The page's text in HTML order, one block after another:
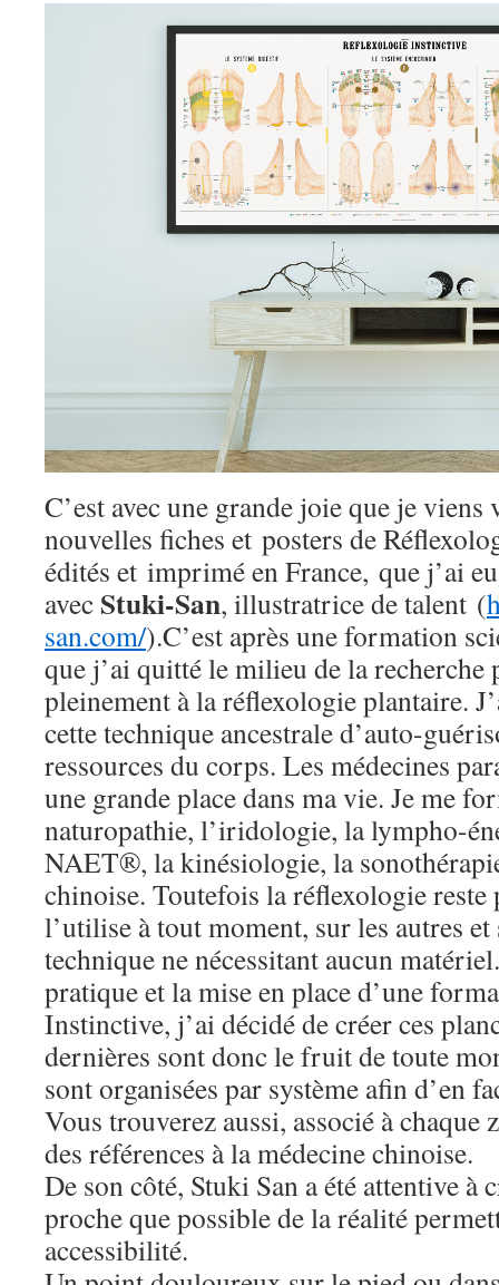
C’est avec une grande joie que je viens
nouvelles fiches et posters de
édités et imprimé en France, que j’ai
avec Stuki-San, illustratrice de talent (
san.com/).C’est après une formation
que j’ai quitté le milieu de la recherche
pleinement à la réflexologie plantaire.
cette technique ancestrale d’auto-
ressources du corps. Les médecines
une grande place dans ma vie. Je me
naturopathie, l’iridologie, la lympho-
NAET®, la kinésiologie, la
chinoise. Toutefois la réflexologie reste
l’utilise à tout moment, sur les autres
technique ne nécessitant aucun
pratique et la mise en place d’une
Instinctive, j’ai décidé de créer ces
dernières sont donc le fruit de toute
sont organisées par système afin d’en
Vous trouverez aussi, associé à chaque
des références à la médecine chinoise.
De son côté, Stuki San a été attentive à
proche que possible de la réalité
accessibilité.